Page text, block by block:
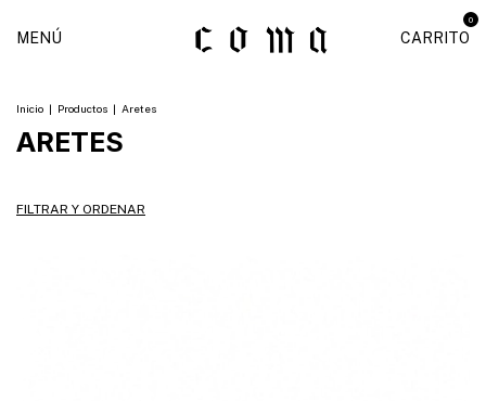
MENÚ CARRITO
0
Inicio | Productos | Aretes
ARETES
FILTRAR Y ORDENAR